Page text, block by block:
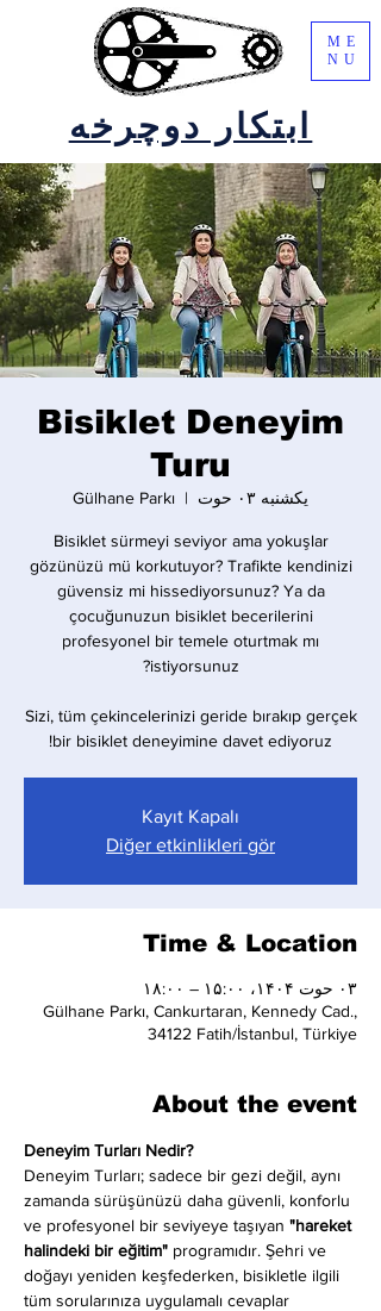
ابتکار دوچرخه
ME
NU
Bisiklet Deneyim
Turu
یکشنبه ۰۳ حوت
  |
Gülhane Parkı
Bisiklet sürmeyi seviyor ama yokuşlar
gözünüzü mü korkutuyor? Trafikte kendinizi
güvensiz mi hissediyorsunuz? Ya da
çocuğunuzun bisiklet becerilerini
profesyonel bir temele oturtmak mı
Sizi, tüm çekincelerinizi geride bırakıp gerçek
bir bisiklet deneyimine davet ediyoruz!
Kayıt Kapalı
Diğer etkinlikleri gör
Time & Location
۰۳ حوت ۱۴۰۴، ۱۵:۰۰ – ۱۸:۰۰
Gülhane Parkı, Cankurtaran, Kennedy Cad.,
34122 Fatih/İstanbul, Türkiye
About the event
Deneyim Turları Nedir?
Deneyim Turları; sadece bir gezi değil, aynı
zamanda sürüşünüzü daha güvenli, konforlu
ve profesyonel bir seviyeye taşıyan "hareket
halindeki bir eğitim" programıdır. Şehri ve
doğayı yeniden keşfederken, bisikletle ilgili
tüm sorularınıza uygulamalı cevaplar